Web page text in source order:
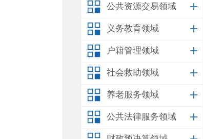
公共资源交易领域
义务教育领域
户籍管理领域
社会救助领域
养老服务领域
公共法律服务领域